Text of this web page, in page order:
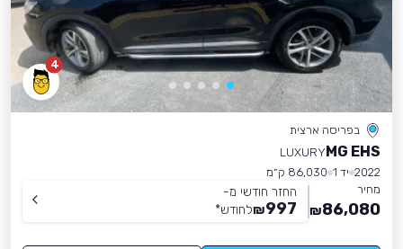
4
בפריסה ארצית
MG EHS
LUXURY
2022 יד 1
86,030 ק״מ
מחיר
86,080
₪
החזר חודשי מ-
997
₪לחודש*